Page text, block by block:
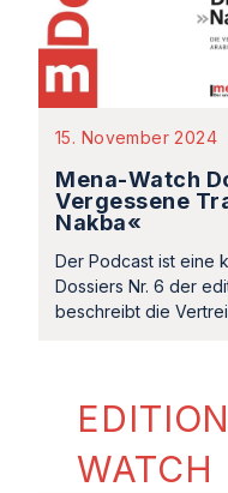
15. November 2024
Mena-Watch
Vergessene
Nakba«
Der Podcast ist eine
Dossiers Nr. 6 der
beschreibt die
WATCH